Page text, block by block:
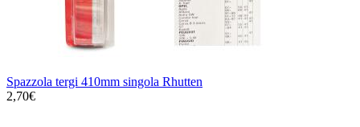
Spazzola tergi 410mm singola Rhutten
2,70€